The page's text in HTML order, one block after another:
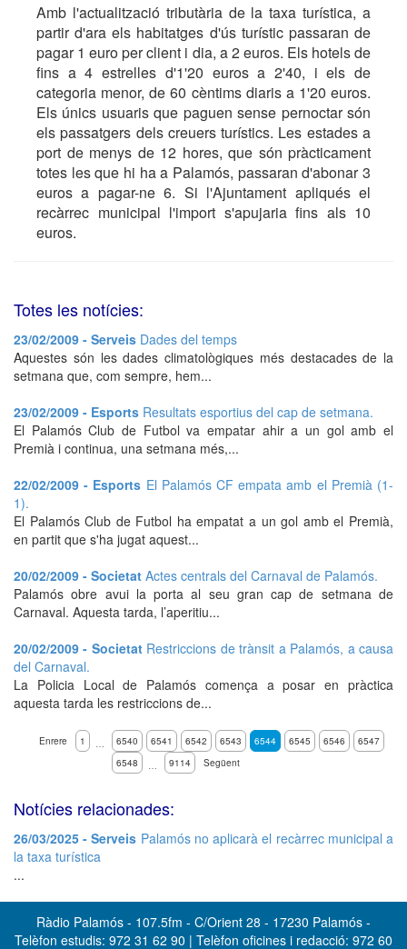
Amb l'actualització tributària de la taxa turística, a
partir d'ara els habitatges d'ús turístic passaran de
pagar 1 euro per client i dia, a 2 euros. Els hotels de
fins a 4 estrelles d'1'20 euros a 2'40, i els de
categoria menor, de 60 cèntims diaris a 1'20 euros.
Els únics usuaris que paguen sense pernoctar són
els passatgers dels creuers turístics. Les estades a
port de menys de 12 hores, que són pràcticament
totes les que hi ha a Palamós, passaran d'abonar 3
euros a pagar-ne 6. Si l'Ajuntament apliqués el
recàrrec municipal l'import s'apujaria fins als 10
euros.
Totes les notícies:
23/02/2009 - Serveis Dades del temps
Aquestes són les dades climatològiques més destacades de la
setmana que, com sempre, hem...
23/02/2009 - Esports Resultats esportius del cap de setmana.
El Palamós Club de Futbol va empatar ahir a un gol amb el
Premià i continua, una setmana més,...
22/02/2009 - Esports El Palamós CF empata amb el Premià (1-
1).
El Palamós Club de Futbol ha empatat a un gol amb el Premià,
en partit que s'ha jugat aquest...
20/02/2009 - Societat Actes centrals del Carnaval de Palamós.
Palamós obre avui la porta al seu gran cap de setmana de
Carnaval. Aquesta tarda, l’aperitiu...
20/02/2009 - Societat Restriccions de trànsit a Palamós, a causa
del Carnaval.
La Policia Local de Palamós comença a posar en pràctica
aquesta tarda les restriccions de...
Enrere 1 6540 6541 6542 6543 6544 6545 6546
6547
6548
9114 Següent
Notícies relacionades:
26/03/2025 - Serveis Palamós no aplicarà el recàrrec municipal a
la taxa turística
...
Ràdio Palamós - 107.5fm - C/Orient 28 - 17230 Palamós -
Telèfon estudis: 972 31 62 90 | Telèfon oficines i redacció: 972 60